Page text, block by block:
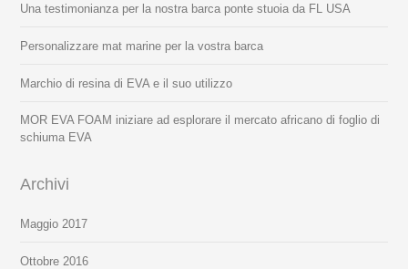
Una testimonianza per la nostra barca ponte stuoia da FL USA
Personalizzare mat marine per la vostra barca
Marchio di resina di EVA e il suo utilizzo
MOR EVA FOAM iniziare ad esplorare il mercato africano di foglio di
schiuma EVA
Archivi
Maggio 2017
Ottobre 2016